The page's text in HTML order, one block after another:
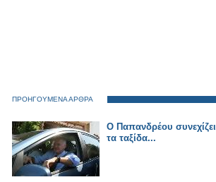
ΠΡΟΗΓΟΥΜΕΝΑ ΑΡΘΡΑ
Ο Παπανδρέου συνεχίζει
τα ταξίδα...